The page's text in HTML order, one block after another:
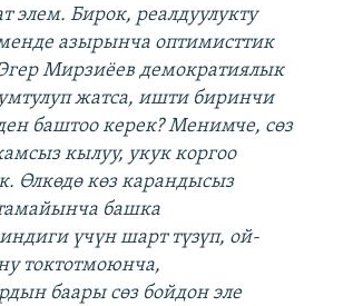
элем. Бирок, реалдуулукту
азырынча оптимисттик
Мирзиёев демократиялык
умтулуп жатса, ишти биринчи
баштоо керек? Менимче, сөз
кылуу, укук коргоо
Өлкөдө көз карандысыз
башка
үчүн шарт түзүп, ой-
токтотмоюнча,
баары сөз бойдон эле